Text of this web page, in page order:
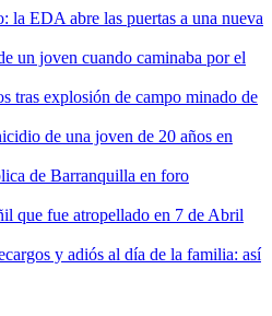
la EDA abre las puertas a una nueva
un joven cuando caminaba por el
tras explosión de campo minado de
de una joven de 20 años en
de Barranquilla en foro
que fue atropellado en 7 de Abril
y adiós al día de la familia: así